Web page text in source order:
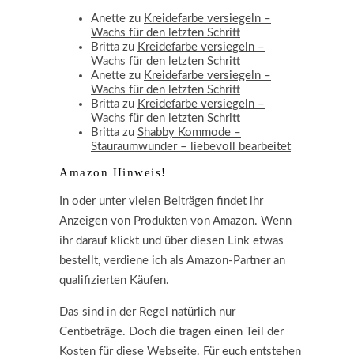
Anette zu Kreidefarbe versiegeln –
Wachs für den letzten Schritt
Britta zu Kreidefarbe versiegeln –
Wachs für den letzten Schritt
Anette zu Kreidefarbe versiegeln –
Wachs für den letzten Schritt
Britta zu Kreidefarbe versiegeln –
Wachs für den letzten Schritt
Britta zu Shabby Kommode –
Stauraumwunder – liebevoll bearbeitet
Amazon Hinweis!
In oder unter vielen Beiträgen findet ihr
Anzeigen von Produkten von Amazon. Wenn
ihr darauf klickt und über diesen Link etwas
bestellt, verdiene ich als Amazon-Partner an
qualifizierten Käufen.
Das sind in der Regel natürlich nur
Centbeträge. Doch die tragen einen Teil der
Kosten für diese Webseite. Für euch entstehen